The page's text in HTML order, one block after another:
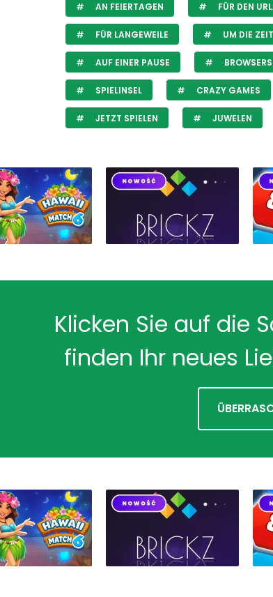
AN FEIERTAGEN FÜR DEN
FÜR LANGEWEILE UM DIE
AUF EINER PAUSE
SPIELINSEL CRAZY GAMES
JETZT SPIELEN JUWELEN
Klicken Sie auf die
finden Ihr neues